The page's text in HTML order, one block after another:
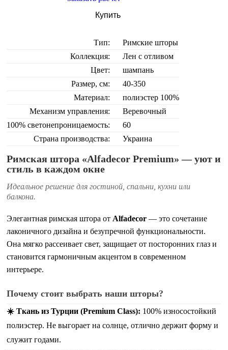
Купить
Тип:
Римские шторы
Коллекция:
Лен с отливом
Цвет:
шампань
Размер, см:
40-350
Материал:
полиэстер 100%
Механизм управления:
Веревочный
100% светонепроницаемость:
60
Страна производства:
Украина
Римская штора «Alfadecor Premium» — уют и
стиль в каждом окне
Идеальное решение для гостиной, спальни, кухни или
балкона.
Элегантная римская штора от Alfadecor — это сочетание
лаконичного дизайна и безупречной функциональности.
Она мягко рассеивает свет, защищает от посторонних глаз и
становится гармоничным акцентом в современном
интерьере.
Почему стоит выбрать наши шторы?
☀️ Ткань из Турции (Premium Class): 100% износостойкий
полиэстер. Не выгорает на солнце, отлично держит форму и
служит годами.